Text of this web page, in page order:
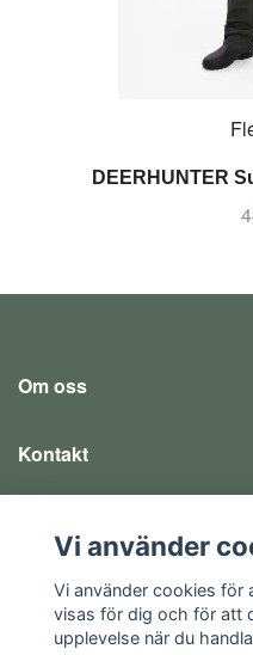
DEERHUNTER
Om oss
Kontakt
Sociala medier
Vi använder
Vi använder cookies för
visas för dig och för att
upplevelse när du